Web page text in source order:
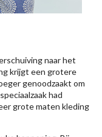
naar het
krijgt een grotere
genoodzaakt om
had
grote maten kleding